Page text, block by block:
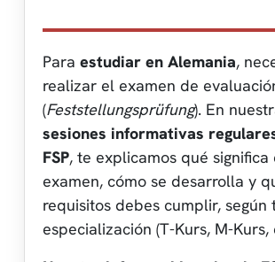
Para estudiar en Alemania,
realizar el examen de
(Feststellungsprüfung). En
sesiones informativas
FSP, te explicamos qué significa
examen, cómo se desarrolla y
requisitos debes cumplir, según
especialización (T-Kurs, M-Kurs,